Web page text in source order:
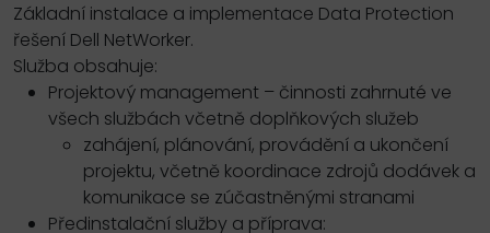
Základní instalace a implementace Data Protection
řešení Dell NetWorker.
Služba obsahuje:
Projektový management – činnosti zahrnuté ve
všech službách včetně doplňkových služeb
zahájení, plánování, provádění a ukončení
projektu, včetně koordinace zdrojů dodávek a
komunikace se zúčastněnými stranami
Předinstalační služby a příprava: